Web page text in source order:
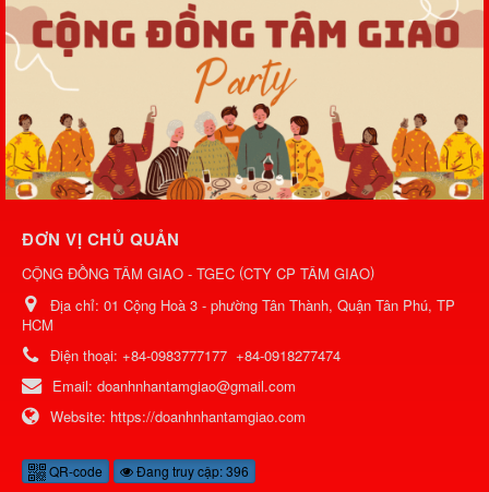
ĐƠN VỊ CHỦ QUẢN
CỘNG ĐỒNG TÂM GIAO - TGEC (CTY CP TÂM GIAO)
Địa chỉ: 01 Cộng Hoà 3 - phường Tân Thành, Quận Tân Phú, TP
HCM
Điện thoại: +84-0983777177 +84-0918277474
Email: doanhnhantamgiao@gmail.com
Website: https://doanhnhantamgiao.com
QR-code Đang truy cập: 396